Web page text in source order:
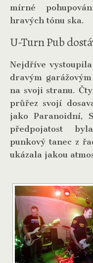
mírné
hravých tónu ska.
U-Turn Pub
Nejdříve vystoupila
dravým
na svoji stranu.
průřez svojí
jako Paranoidní,
předpojatost
punkový tanec z
ukázala jakou